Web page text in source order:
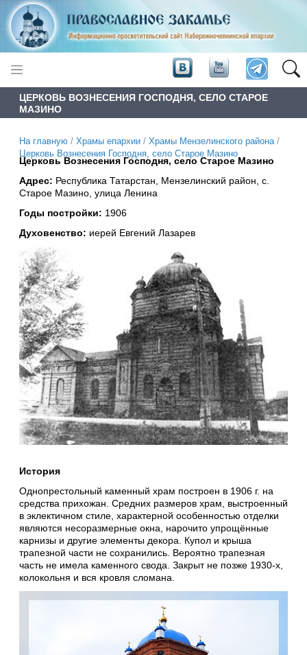
ЦЕРКОВЬ ВОЗНЕСЕНИЯ ГОСПОДНЯ, СЕЛО СТАРОЕ
МАЗИНО
На главную / Храмы епархии / Храмы Мензелинского района /
Церковь Вознесения Господня, село Старое Мазино
Церковь Вознесения Господня, село Старое Мазино
Адрес: Республика Татарстан, Мензелинский район, с.
Старое Мазино, улица Ленина
Годы постройки: 1906
Духовенство: иерей Евгений Лазарев
История
Однопрестольный каменный храм построен в 1906 г. на
средства прихожан. Средних размеров храм, выстроенный
в эклектичном стиле, характерной особенноcтью отделки
являются несоразмерные окна, нарочито упрощённые
карнизы и другие элементы декора. Купол и крыша
трапезной части не сохранились. Вероятно трапезная
часть не имела каменного свода. Закрыт не позже 1930-х,
колокольня и вся кровля сломана.